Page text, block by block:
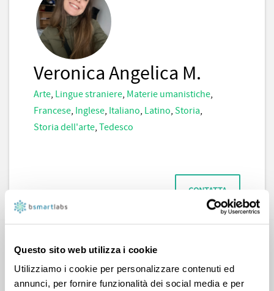
Questo sito web utilizza i cookie
Utilizziamo i cookie per personalizzare contenuti ed
annunci, per fornire funzionalità dei social media e per
Veronica Angelica M.
Arte, Lingue straniere, Materie umanistiche,
Francese, Inglese, Italiano, Latino, Storia,
Storia dell'arte, Tedesco
CONTATTA